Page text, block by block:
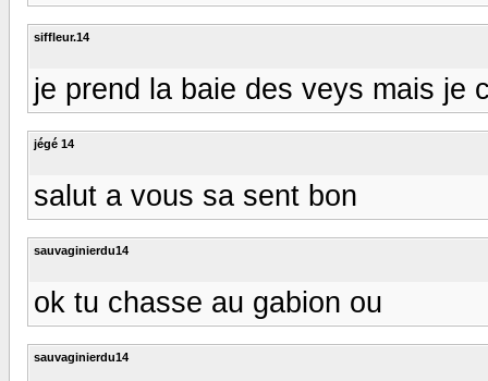
siffleur.14
je prend la baie des veys mais je
jégé 14
salut a vous sa sent bon
sauvaginierdu14
ok tu chasse au gabion ou
sauvaginierdu14